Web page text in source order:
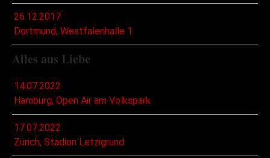
26.12.2017
Dortmund, Westfalenhalle 1
Alles aus Liebe
14.07.2022
Hamburg, Open Air am Volkspark
17.07.2022
Zürich, Stadion Letzigrund